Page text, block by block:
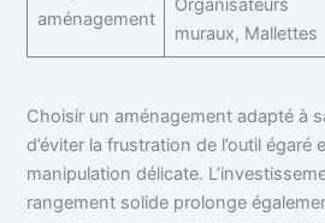
aménagement
Organisateurs
muraux, Mallettes
Choisir un aménagement adapté à
d’éviter la frustration de l’outil égaré
manipulation délicate.
rangement solide prolonge